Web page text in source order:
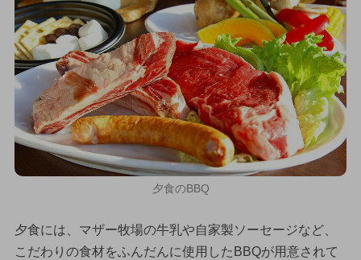
夕食のBBQ
夕食には、マザー牧場の牛乳や自家製ソーセージなど、
こだわりの食材をふんだんに使用したBBQが用意されて